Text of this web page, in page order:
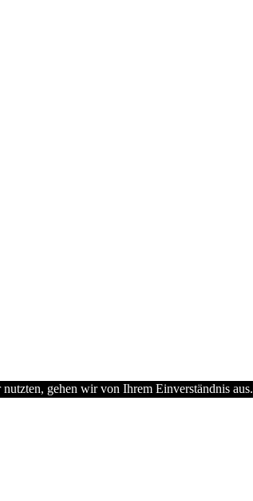
gehen wir von Ihrem Einverständnis aus.